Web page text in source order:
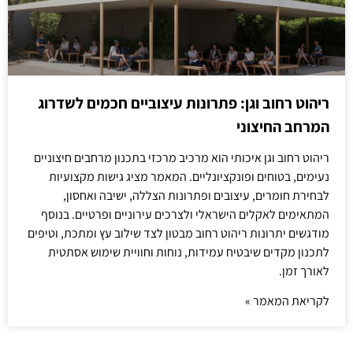
ריהוט רחוב וגן: פתרונות עיצוביים חכמים לשדרוג
המרחב החיצוני
ריהוט רחוב וגן איכותי הוא מרכיב מרכזי בתכנון מרחבים חיצוניים
נעימים, בטוחים ופונקציונליים. המאמר מציג גישות מקצועיות
לבחירת חומרים, עיצובים ופתרונות הצללה, ישיבה ואחסון,
המתאימים לאקלים הישראלי ולצרכים עירוניים ופרטיים. בנוסף
מודגשים יתרונות ריהוט רחוב מבטון לצד שילוב עץ ומתכת, וטיפים
לתכנון מקדים שיבטיח עמידות, נוחות וחוויית שימוש אסתטית
לאורך זמן.
לקריאת המאמר »